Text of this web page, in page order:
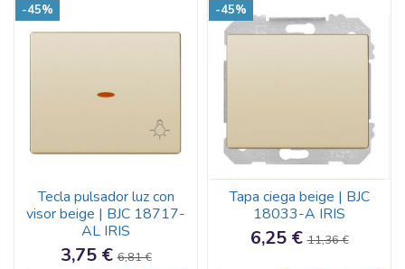
-45%
Tecla pulsador luz con
visor beige | BJC 18717-
AL IRIS
3,75 €6,81 €
-45%
Tapa ciega beige | BJC
18033-A IRIS
6,25 €11,36 €